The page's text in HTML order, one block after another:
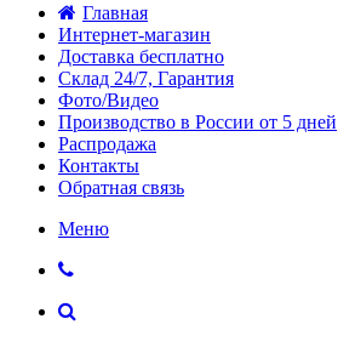
Главная
Интернет-магазин
Доставка бесплатно
Склад 24/7, Гарантия
Фото/Видео
Производство в России от 5 дней
Распродажа
Контакты
Обратная связь
Меню